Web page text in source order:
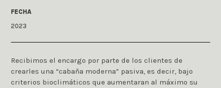
FECHA
2023
Recibimos el encargo por parte de los clientes de
crearles una “cabaña moderna” pasiva, es decir, bajo
criterios bioclimáticos que aumentaran al máximo su